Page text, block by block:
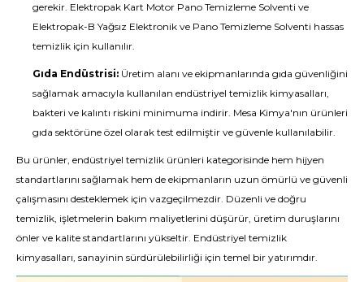
gerekir. Elektropak Kart Motor Pano Temizleme Solventi ve
Elektropak-B Yağsız Elektronik ve Pano Temizleme Solventi hassas
temizlik için kullanılır.
Gıda Endüstrisi: Üretim alanı ve ekipmanlarında gıda güvenliğini
sağlamak amacıyla kullanılan endüstriyel temizlik kimyasalları,
bakteri ve kalıntı riskini minimuma indirir. Mesa Kimya'nın ürünleri
gıda sektörüne özel olarak test edilmiştir ve güvenle kullanılabilir.
Bu ürünler, endüstriyel temizlik ürünleri kategorisinde hem hijyen
standartlarını sağlamak hem de ekipmanların uzun ömürlü ve güvenli
çalışmasını desteklemek için vazgeçilmezdir. Düzenli ve doğru
temizlik, işletmelerin bakım maliyetlerini düşürür, üretim duruşlarını
önler ve kalite standartlarını yükseltir. Endüstriyel temizlik
kimyasalları, sanayinin sürdürülebilirliği için temel bir yatırımdır.